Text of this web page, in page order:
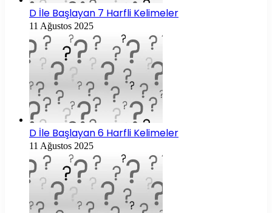
D İle Başlayan 7 Harfli Kelimeler
11 Ağustos 2025
D İle Başlayan 6 Harfli Kelimeler
11 Ağustos 2025